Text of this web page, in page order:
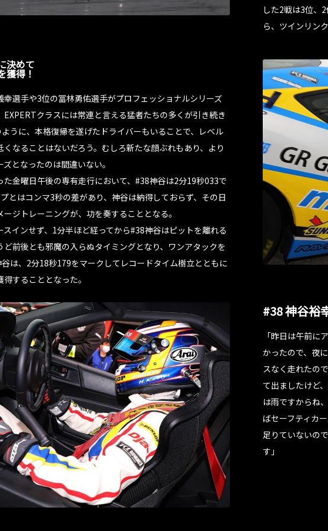
した2戦は3位、
ら、ツインリン
決めて
獲得！
幸選手や3位の冨林勇佑選手がプロフェッショナルシリーズ
EXPERTクラスには常連と言える猛者たちの多くが引き続き
うに、本格復帰を遂げたドライバーもいることで、レベル
くなることはないだろう。むしろ新たな顔ぶれもあり、より
となったのは間違いない。
た金曜日午後の専有走行において、#38神谷は2分19秒033で
とはコンマ3秒の差があり、神谷は納得しておらず、その日
ジトレーニングが、功を奏することとなる。
インせず、1分半ほど経ってから#38神谷はピットを離れる
ど前後とも邪魔の入らぬタイミングとなり、ワンアタックを
は、2分18秒179をマークしてレコードタイム樹立とともに
することとなった。
#38 神谷裕
「昨日は午前に
かったので、夜
スなく走れたの
て出ましたけど
は雨ですからね
ばセーフティカ
足りていないの
す」